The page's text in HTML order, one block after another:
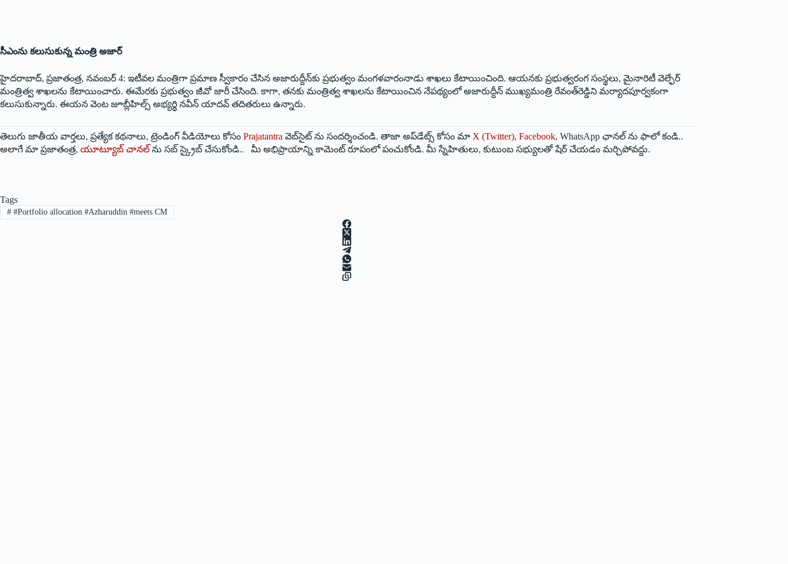
సీఎంను కలుసుకున్న మంత్రి అజార్‌
హైదరాబాద్‌, ప్రజాతంత్ర, నవంబర్‌ 4: ఇటీవల మంత్రిగా ప్రమాణ స్వీకారం చేసిన అజారుద్దీన్‌కు ప్రభుత్వం మంగళవారంనాడు శాఖలు కేటాయించింది. ఆయనకు ప్రభుత్వరంగ సంస్థలు, మైనారిటీ వెల్ఫేర్‌
మంత్రిత్వ శాఖలను కేటాయించారు. ఈమేరకు ప్రభుత్వం జీవో జారీ చేసింది. కాగా, తనకు మంత్రిత్వ శాఖలను కేటాయించిన నేపథ్యంలో అజారుద్దీన్‌ ముఖ్యమంత్రి రేవంత్‌రెడ్డిని మర్యాదపూర్వకంగా
కలుసుకున్నారు. ఈయన వెంట జూబ్లీహిల్స్‌ అభ్యర్థి నవీన్‌ యాదవ్‌ తదితరులు ఉన్నారు.
తెలుగు జాతీయ వార్తలు, ప్రత్యేక కథనాలు, ట్రెండింగ్ వీడియోలు కోసం Prajatantra వెబ్‌సైట్ ను సందర్శించండి. తాజా అప్‌డేట్స్ కోసం మా X (Twitter), Facebook, WhatsApp ఛానల్ ను ఫాలో కండి..
అలాగే మా ప్రజాతంత్ర, యూట్యూబ్ చానల్ ను సబ్ స్క్రైబ్ చేసుకోండి.. మీ అభిప్రాయాన్ని కామెంట్ రూపంలో పంచుకోండి. మీ స్నేహితులు, కుటుంబ సభ్యులతో షేర్ చేయడం మర్చిపోవద్దు.
Tags
##Portfolio allocation #Azharuddin #meets CM